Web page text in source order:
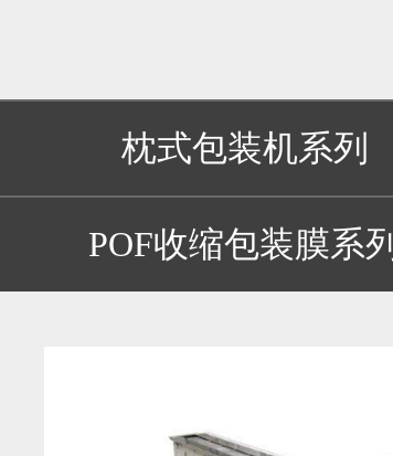
枕式包装机系列
POF收缩包装膜系列